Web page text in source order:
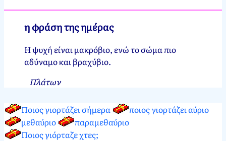
η φράση της ημέρας
Η ψυχή είναι μακρόβιο, ενώ το σώμα πιο
αδύναμο και βραχύβιο.
Πλάτων
Ποιος γιορτάζει σήμερα
ποιος γιορτάζει αύριο
μεθαύριο
παραμεθαύριο
Ποιος γιόρταζε χτες;